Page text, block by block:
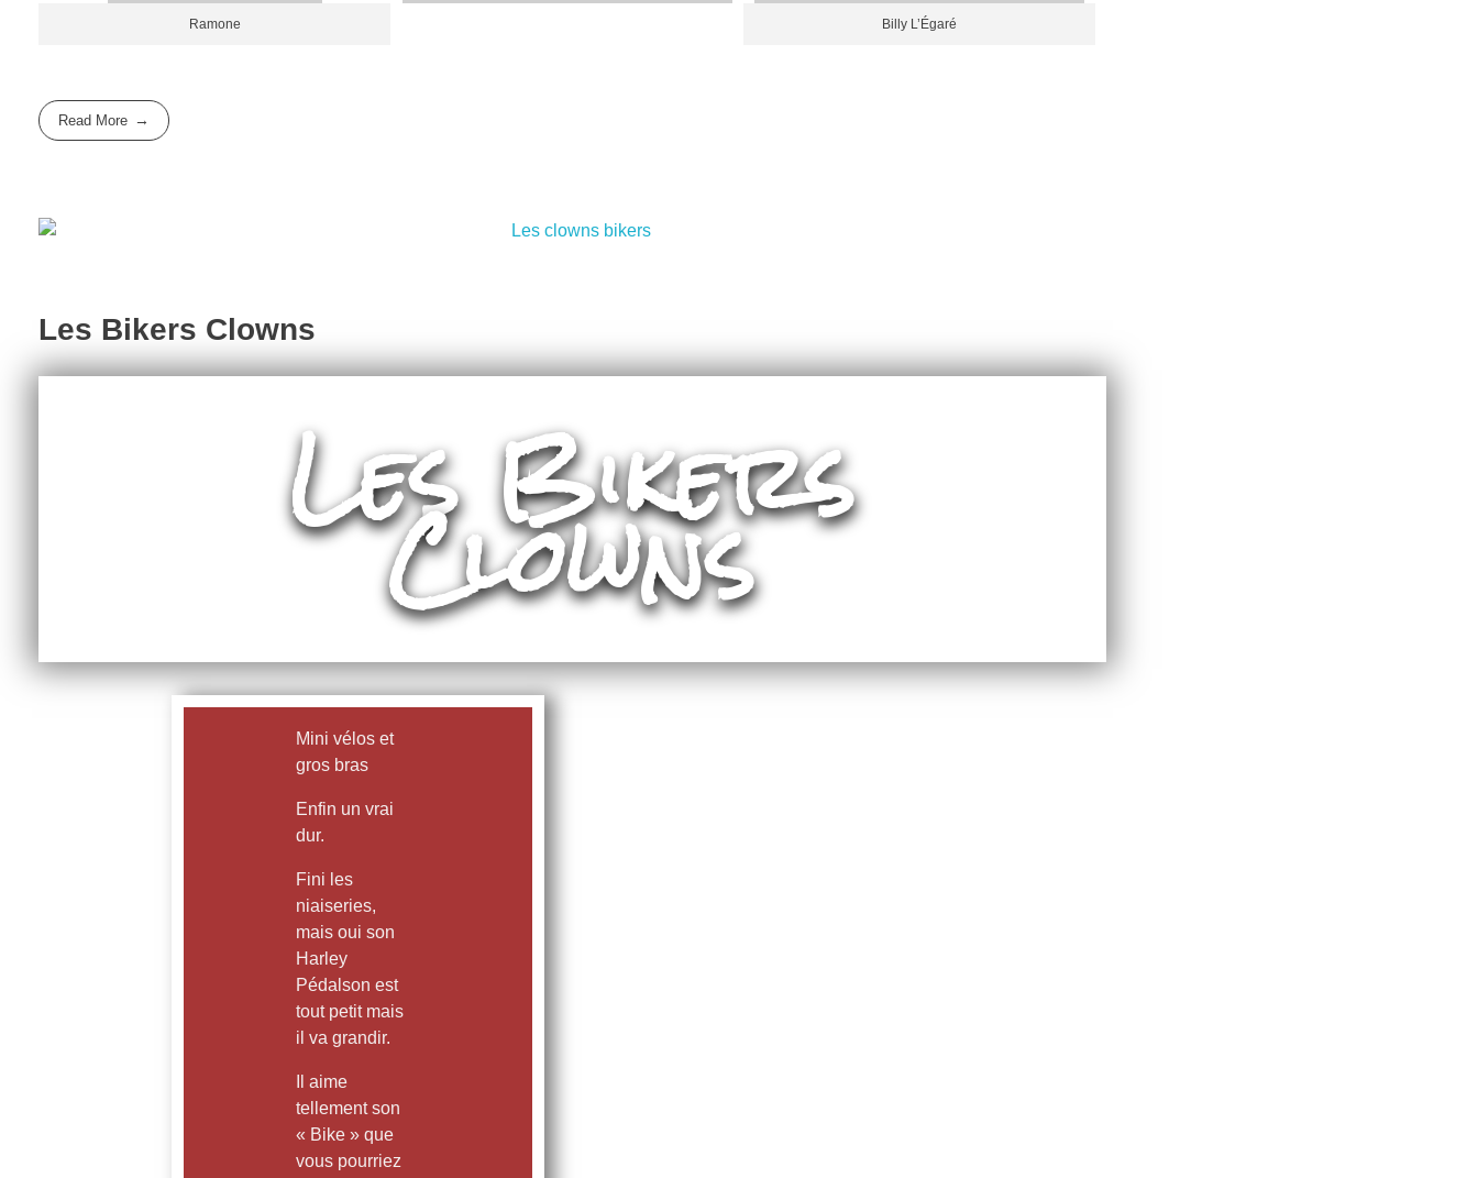
Ramone Billy L’Égaré
Read More
Les Bikers Clowns
Les Bikers
Clowns
Mini vélos et
gros bras
Enfin un vrai
dur.
Fini les
niaiseries,
mais oui son
Harley
Pédalson est
tout petit mais
il va grandir.
Il aime
tellement son
« Bike » que
vous pourriez